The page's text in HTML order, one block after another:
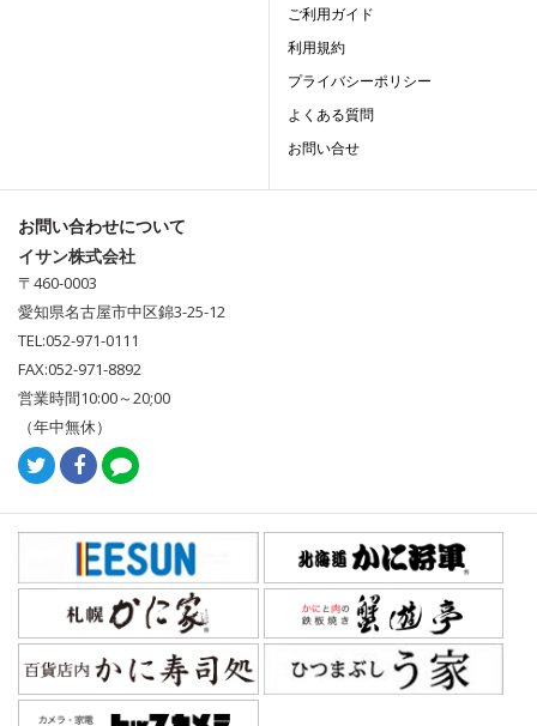
ご利用ガイド
利用規約
プライバシーポリシー
よくある質問
お問い合せ
お問い合わせについて
イサン株式会社
〒460-0003
愛知県名古屋市中区錦3-25-12
TEL:052-971-0111
FAX:052-971-8892
営業時間10:00～20;00
（年中無休）